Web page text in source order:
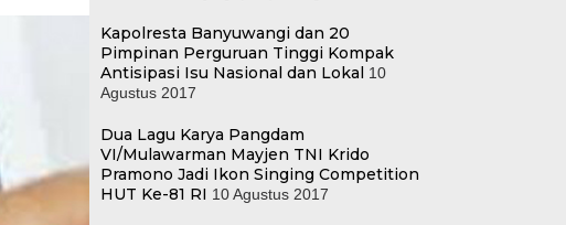
Kapolresta Banyuwangi dan 20
Pimpinan Perguruan Tinggi Kompak
Antisipasi Isu Nasional dan Lokal 10
Agustus 2017
Dua Lagu Karya Pangdam
VI/Mulawarman Mayjen TNI Krido
Pramono Jadi Ikon Singing Competition
HUT Ke-81 RI 10 Agustus 2017